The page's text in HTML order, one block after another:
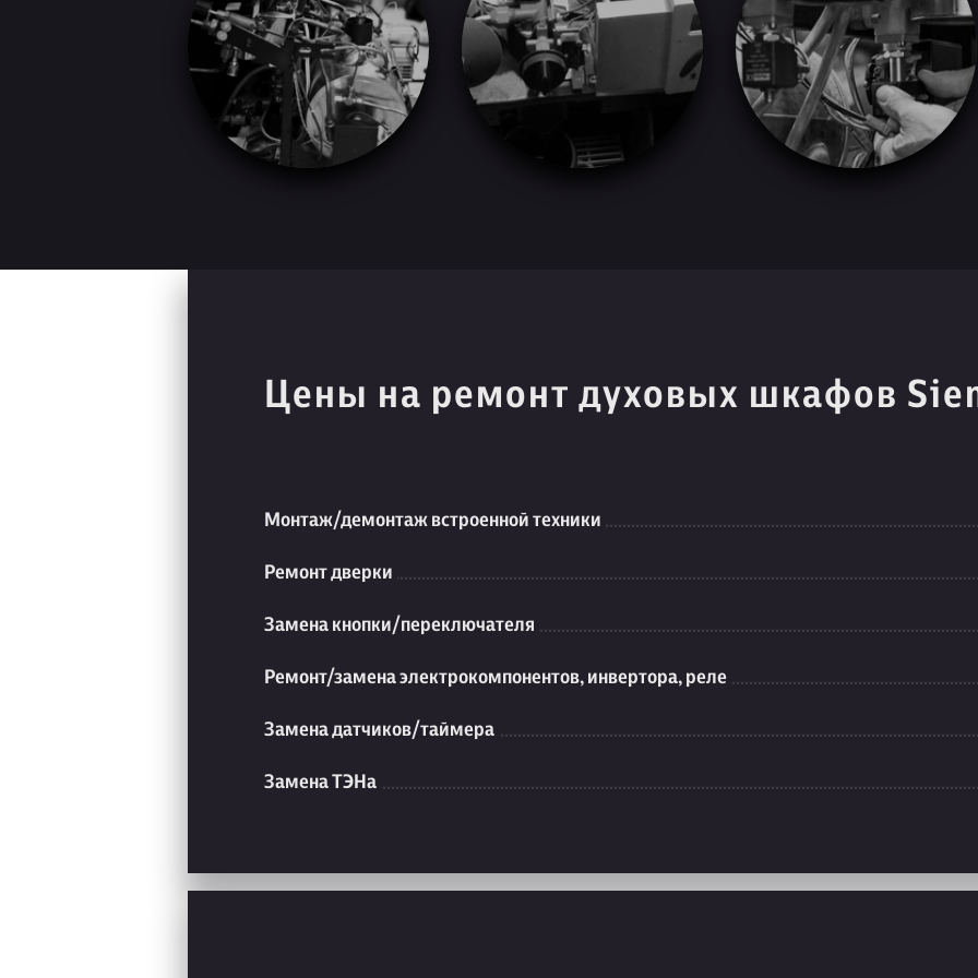
Цены на ремонт духовых шкафов
Монтаж/демонтаж встроенной техники
Ремонт дверки
Замена кнопки/переключателя
Ремонт/замена электрокомпонентов, инвертора, реле
Замена датчиков/таймера
Замена ТЭНа